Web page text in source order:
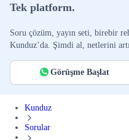
Tek platform.
Soru çözüm, yayın seti, birebir
Kunduz’da. Şimdi al, netlerini
Görüşme Başlat
Kunduz
Sorular